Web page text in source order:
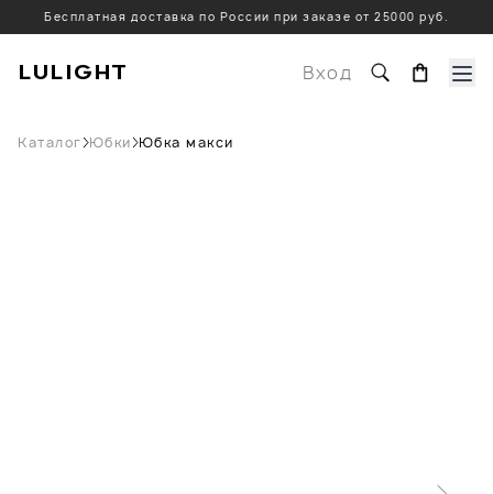
Бесплатная доставка по России при заказе от 25000 руб.
LULIGHT Вход
Каталог Юбки Юбка макси